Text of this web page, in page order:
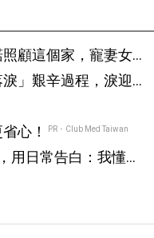
顧這個家，寵妻女
」艱辛過程，淚迎
心！ PR・Club Med Taiwan
用日常告白：我懂妳